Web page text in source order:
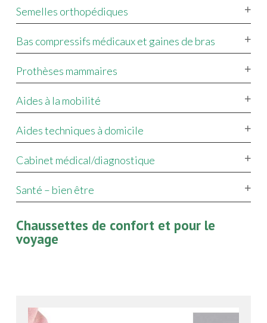
Semelles orthopédiques
Bas compressifs médicaux et gaines de bras
Prothèses mammaires
Aides à la mobilité
Aides techniques à domicile
Cabinet médical/diagnostique
Santé – bien être
Chaussettes de confort et pour le
voyage